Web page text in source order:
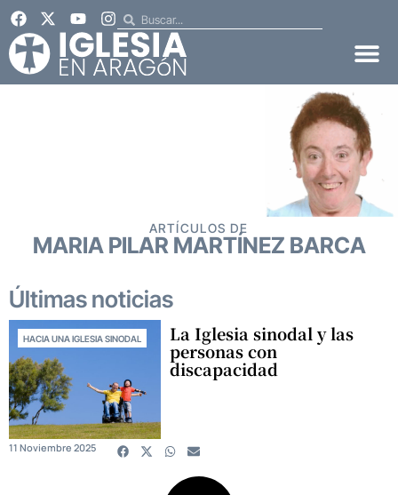
ARTÍCULOS DE
MARIA PILAR MARTÍNEZ BARCA
Últimas noticias
HACIA UNA IGLESIA SINODAL La Iglesia sinodal y las
personas con
discapacidad
11 Noviembre 2025